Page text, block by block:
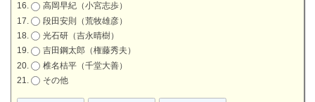
高岡早紀（小宮志歩）
段田安則（荒牧雄彦）
光石研（吉永晴樹）
吉田鋼太郎（権藤秀夫）
椎名桔平（千堂大善）
その他